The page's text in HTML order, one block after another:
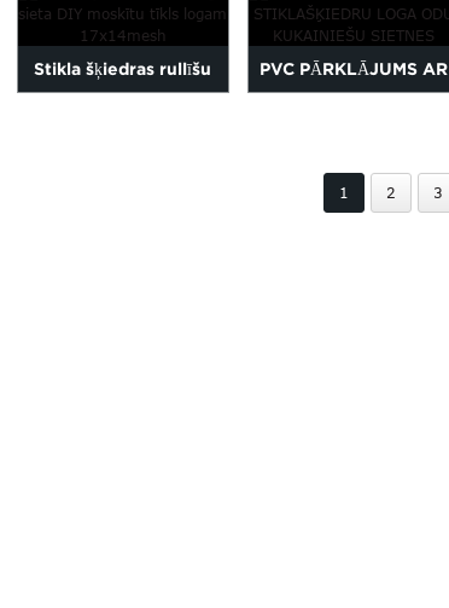
poliestera...
drošinātāju rullis...
Stikla šķiedras rullīšu PVC PĀRKLĀJUMS AR
LOGAM...
1 2 3